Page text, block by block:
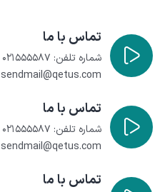
تماس با ما
شماره تلفن: ۰۲۱۵۵۵۵۸۷
sendmail@qetus.com
تماس با ما
شماره تلفن: ۰۲۱۵۵۵۵۸۷
sendmail@qetus.com
تماس با ما